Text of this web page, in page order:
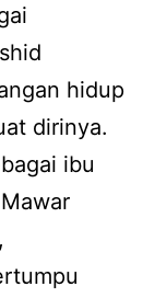
hidup
dirinya.
ibu